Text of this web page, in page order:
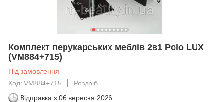
Комплект перукарських меблів 2в1 Polo LUX
(VM884+715)
Під замовлення
Код: VM884+715
Роздріб
Відправка з 06 вересня 2026